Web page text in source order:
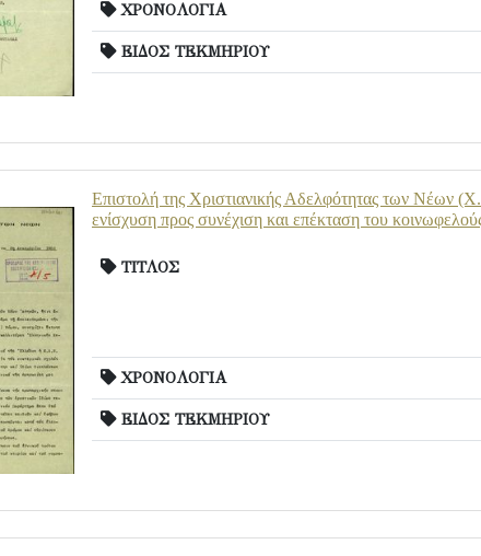
ΧΡΟΝΟΛΟΓΙΑ
ΕΙΔΟΣ ΤΕΚΜΗΡΙΟΥ
Επιστολή της Χριστιανικής Αδελφότητας των Νέων
ενίσχυση προς συνέχιση και επέκταση του
ΤΙΤΛΟΣ
ΧΡΟΝΟΛΟΓΙΑ
ΕΙΔΟΣ ΤΕΚΜΗΡΙΟΥ